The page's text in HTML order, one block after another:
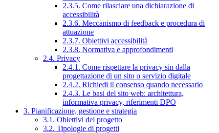
2.3.5. Come rilasciare una dichiarazione di
accessibilità
2.3.6. Meccanismo di feedback e procedura di
attuazione
2.3.7. Obiettivi accessibilità
2.3.8. Normativa e approfondimenti
2.4. Privacy
2.4.1. Come rispettare la privacy sin dalla
progettazione di un sito o servizio digitale
2.4.2. Richiedi il consenso quando necessario
2.4.3. Le basi del sito web: architettura,
informativa privacy, riferimenti DPO
3. Pianificazione, gestione e strategia
3.1. Obiettivi del progetto
3.2. Tipologie di progetti